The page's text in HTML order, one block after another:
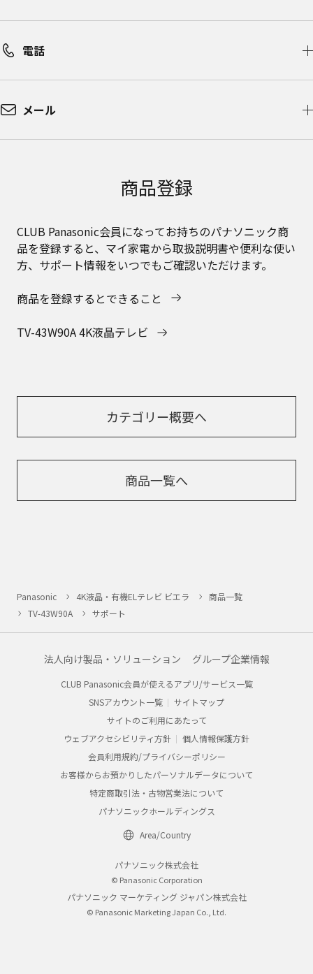
電話
メール
商品登録
CLUB Panasonic会員になってお持ちのパナソニック商
品を登録すると、マイ家電から取扱説明書や便利な使い
方、サポート情報をいつでもご確認いただけます。
商品を登録するとできること
TV-43W90A 4K液晶テレビ
カテゴリー概要へ
商品一覧へ
Panasonic 4K液晶・有機ELテレビ ビエラ
商品一覧
TV-43W90A
サポート
法人向け製品・ソリューション グループ企業情報
CLUB Panasonic会員が使えるアプリ/サービス一覧
SNSアカウント一覧
サイトマップ
サイトのご利用にあたって
ウェブアクセシビリティ方針
個人情報保護方針
会員利用規約/プライバシーポリシー
お客様からお預かりしたパーソナルデータについて
特定商取引法・古物営業法について
パナソニックホールディングス
Area/Country
パナソニック株式会社
© Panasonic Corporation
パナソニック マーケティング ジャパン株式会社
© Panasonic Marketing Japan Co., Ltd.